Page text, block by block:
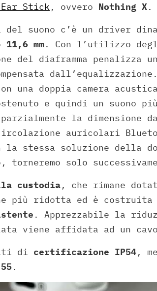
Stick , ovvero Nothing X.
suono c’è un driver
11,6 mm. Con l’utilizzo
del diaframma penalizza
una doppia camera
e quindi un suono
parzialmente la dimensione
auricolari
la stessa soluzione della
solo
custodia, che rimane
più ridotta ed è
. Apprezzabile la
viene affidata ad un
di certificazione IP54,
.